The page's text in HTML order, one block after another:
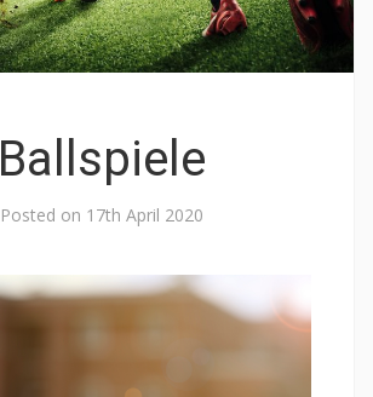
Ballspiele
Posted on 17th April 2020